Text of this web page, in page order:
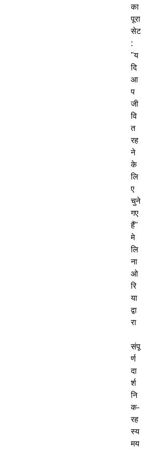
का
पूरा
सेट
:
"य
दि
आ
प
जी
वि
त
रह
ने
के
लि
ए
चुने
गए
हैं"
मे
लि
ना
ओ
रि
या
द्वा
रा
संपू
र्ण
दा
र्श
नि
क-
रह
स्य
मय